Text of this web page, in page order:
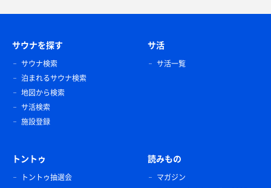
サウナを探す
サウナ検索
泊まれるサウナ検索
地図から検索
サ活検索
施設登録
サ活
サ活一覧
トントゥ
トントゥ抽選会
読みもの
マガジン